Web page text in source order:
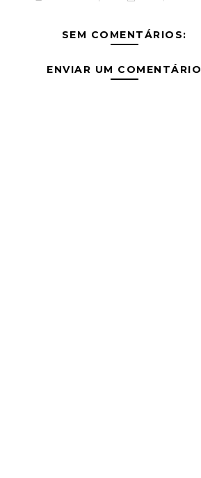
SEM COMENTÁRIOS:
ENVIAR UM COMENTÁRIO